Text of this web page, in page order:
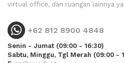
virtual office, dan ruangan lainnya
+62 812 8900 4848
Senin - Jumat (09:00 - 16:30)
Sabtu, Minggu, Tgl Merah (09:00 -